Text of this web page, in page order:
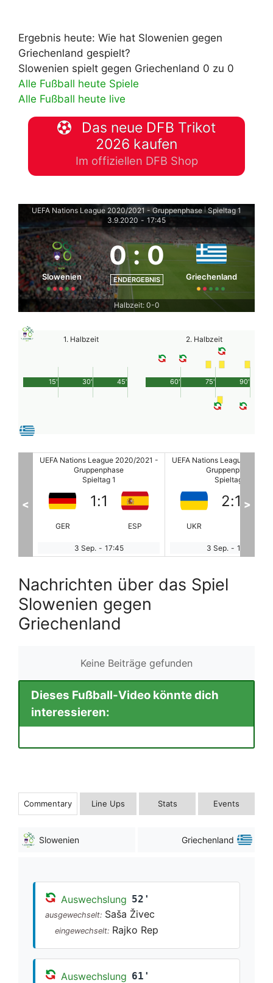
Ergebnis heute: Wie hat Slowenien gegen
Griechenland gespielt?
Slowenien spielt gegen Griechenland 0 zu 0
Alle Fußball heute Spiele
Alle Fußball heute live
Das neue DFB Trikot
2026 kaufen
Im offiziellen DFB Shop
UEFA Nations League 2020/2021 - Gruppenphase | Spieltag 1
3.9.2020 - 17:45
Slowenien
0: 0
ENDERGEBNIS Griechenland
Halbzeit: 0-0
1. Halbzeit
45'
15' 30'
2. Halbzeit
90'
60' 75'
UEFA Nations League 2020/2021 -
Gruppenphase
Spieltag 1
UKR
2:1
SUI
3 Sep. - 17:45
UEFA Nations League 2020/
Gruppenphase
Spieltag 1
RUS
3:1
3 Sep. - 17:45
< >
Nachrichten über das Spiel
Slowenien gegen
Griechenland
Keine Beiträge gefunden
Dieses Fußball-Video könnte dich
interessieren:
Commentary Line Ups Stats Events
Slowenien Griechenland
Auswechslung 52'
ausgewechselt: Saša Živec
eingewechselt: Rajko Rep
Auswechslung 61'